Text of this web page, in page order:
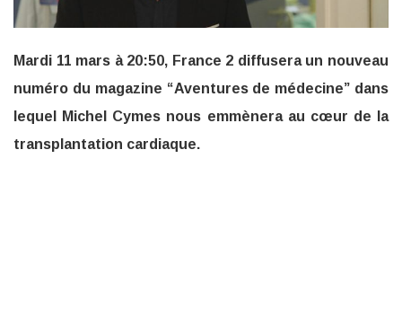
Mardi 11 mars à 20:50, France 2 diffusera un nouveau
numéro du magazine “Aventures de médecine” dans
lequel Michel Cymes nous emmènera au cœur de la
transplantation cardiaque.